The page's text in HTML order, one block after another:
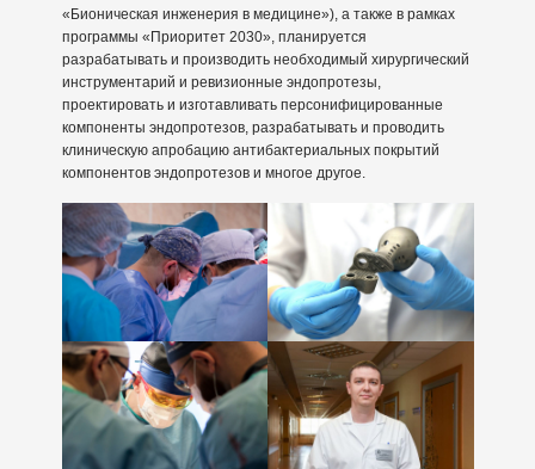
«Бионическая инженерия в медицине»), а также в рамках
программы «Приоритет 2030», планируется
разрабатывать и производить необходимый хирургический
инструментарий и ревизионные эндопротезы,
проектировать и изготавливать персонифицированные
компоненты эндопротезов, разрабатывать и проводить
клиническую апробацию антибактериальных покрытий
компонентов эндопротезов и многое другое.